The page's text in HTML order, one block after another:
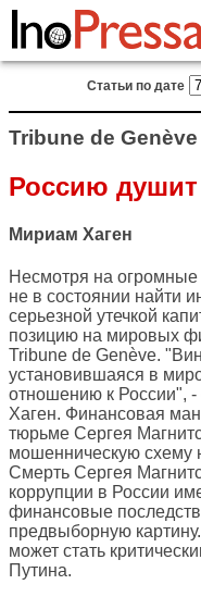
Статьи по дате
Tribune de Genève
Россию
Мириам Хаген
Несмотря на огромные
не в состоянии найти
серьезной утечкой
позицию на мировых
Tribune de Genève.
установившаяся в
отношению к России",
Хаген. Финансовая
тюрьме Сергея
мошенническую схему
Смерть Сергея
коррупции в России
финансовые
предвыборную
может стать
Путина.